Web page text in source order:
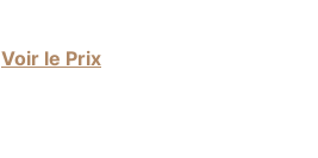
Voir le Prix